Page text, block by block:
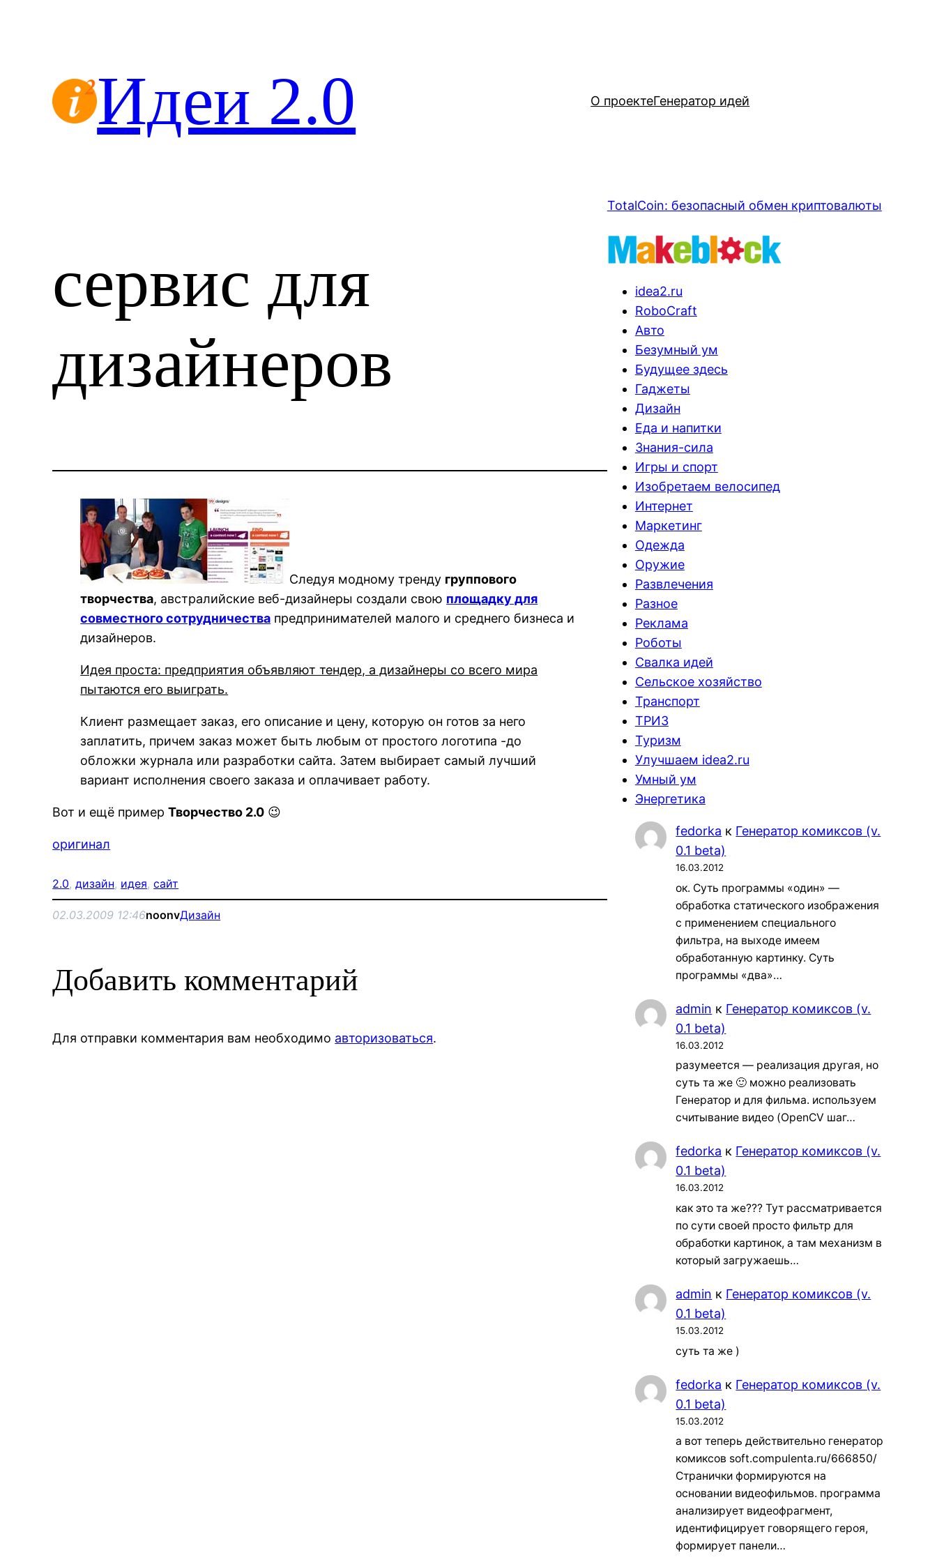
Идеи 2.0 О проектеГенератор идей
сервис для
дизайнеров
Следуя модному тренду группового
творчества, австралийские веб-дизайнеры создали свою площадку для
совместного сотрудничества предпринимателей малого и среднего бизнеса и
дизайнеров.
Идея проста: предприятия объявляют тендер, а дизайнеры со всего мира
пытаются его выиграть.
Клиент размещает заказ, его описание и цену, которую он готов за него
заплатить, причем заказ может быть любым от простого логотипа -до
обложки журнала или разработки сайта. Затем выбирает самый лучший
вариант исполнения своего заказа и оплачивает работу.
Вот и ещё примерТворчество 2.0 😉
оригинал
2.0, дизайн, идея, сайт
02.03.2009 12:46noonvДизайн
Добавить комментарий
Для отправки комментария вам необходимо авторизоваться.
TotalCoin: безопасный обмен криптовалюты
idea2.ru
RoboCraft
Авто
Безумный ум
Будущее здесь
Гаджеты
Дизайн
Еда и напитки
Знания-сила
Игры и спорт
Изобретаем велосипед
Интернет
Маркетинг
Одежда
Оружие
Развлечения
Разное
Реклама
Роботы
Свалка идей
Сельское хозяйство
Транспорт
ТРИЗ
Туризм
Улучшаем idea2.ru
Умный ум
Энергетика
fedorka к Генератор комиксов (v.
0.1 beta)
16.03.2012
ок. Суть программы «один» —
обработка статического изображения
с применением специального
фильтра, на выходе имеем
обработанную картинку. Суть
программы «два»…
admin к Генератор комиксов (v.
0.1 beta)
16.03.2012
разумеется — реализация другая, но
суть та же 🙂 можно реализовать
Генератор и для фильма. используем
считывание видео (OpenCV шаг…
fedorka к Генератор комиксов (v.
0.1 beta)
16.03.2012
как это та же??? Тут рассматривается
по сути своей просто фильтр для
обработки картинок, а там механизм в
который загружаешь…
admin к Генератор комиксов (v.
0.1 beta)
15.03.2012
суть та же )
fedorka к Генератор комиксов (v.
0.1 beta)
15.03.2012
а вот теперь действительно генератор
комиксов soft.compulenta.ru/666850/
Странички формируются на
основании видеофильмов. программа
анализирует видеофрагмент,
идентифицирует говорящего героя,
формирует панели…